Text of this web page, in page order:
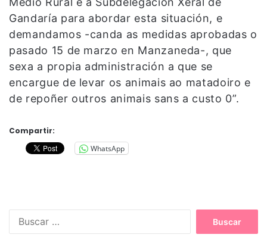
Gandaría para abordar esta situación, e
demandamos -canda as medidas aprobadas o
pasado 15 de marzo en Manzaneda-, que
sexa a propia administración a que se
encargue de levar os animais ao matadoiro e
de repoñer outros animais sans a custo 0”.
Compartir:
WhatsApp